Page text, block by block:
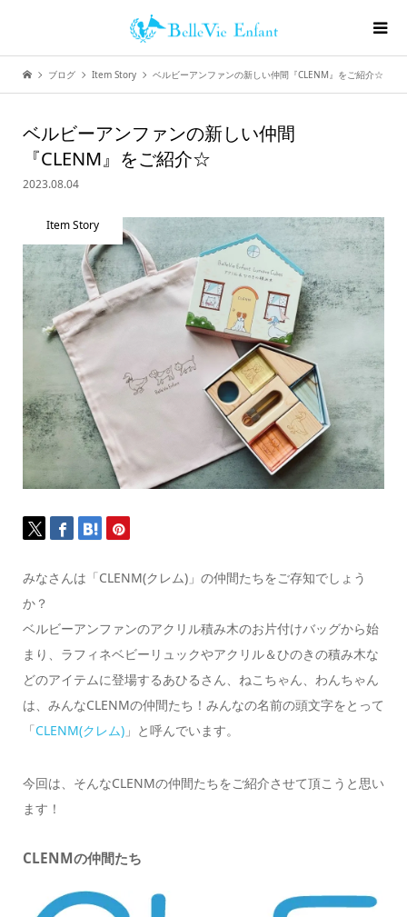
ブログ Item Story ベルビーアンファンの新しい仲間『CLENM』をご紹介☆
ベルビーアンファンの新しい仲間
『CLENM』をご紹介☆
2023.08.04
Item Story
みなさんは「CLENM(クレム)」の仲間たちをご存知でしょう
か？
ベルビーアンファンのアクリル積み木のお片付けバッグから始
まり、ラフィネベビーリュックやアクリル＆ひのきの積み木な
どのアイテムに登場するあひるさん、ねこちゃん、わんちゃん
は、みんなCLENMの仲間たち！みんなの名前の頭文字をとって
「CLENM(クレム)」と呼んでいます。
今回は、そんなCLENMの仲間たちをご紹介させて頂こうと思い
ます！
CLENMの仲間たち